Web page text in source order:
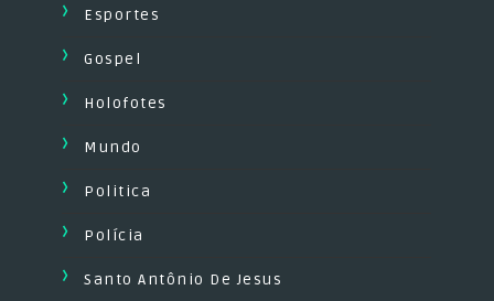
Esportes
Gospel
Holofotes
Mundo
Politica
Polícia
Santo Antônio De Jesus